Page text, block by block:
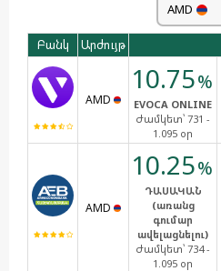
AMD
Բանկ Արժույթ
AMD
10.75%
EVOCA ONLINE
Ժամկետ՝ 731 -
1.095 օր
AMD
10.25%
ԴԱՍԱԿԱՆ
(առանց
գումար
ավելացնելու)
Ժամկետ՝ 734 -
1.095 օր